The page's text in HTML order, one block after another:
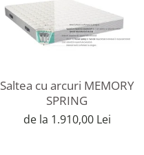
Saltea cu arcuri MEMORY
SPRING
de la 1.910,00 Lei